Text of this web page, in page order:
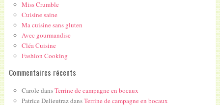
Miss Crumble
Cuisine saine
Ma cuisine sans gluten
Avec gourmandise
Cléa Cuisine
Fashion Cooking
Commentaires récents
Carole dansTerrine de campagne en bocaux
Patrice DelieutrazdansTerrine de campagne en bocaux